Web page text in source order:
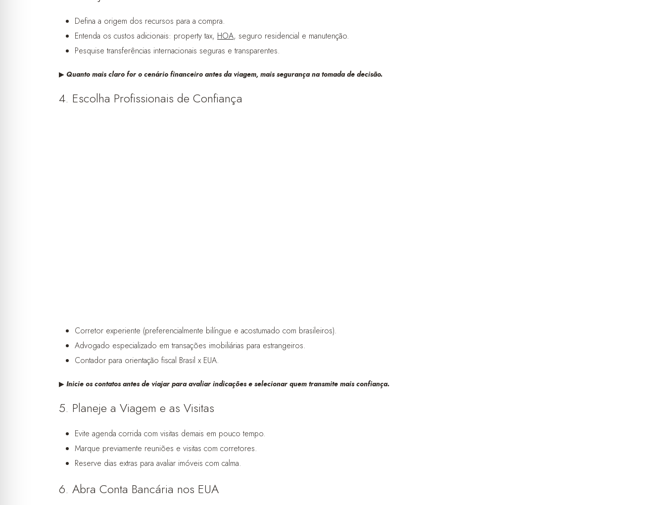
Defina a origem dos recursos para a compra.
Entenda os custos adicionais: property tax, HOA, seguro residencial e manutenção.
Pesquise transferências internacionais seguras e transparentes.
▶︎ Quanto mais claro for o cenário financeiro antes da viagem, mais segurança na tomada de decisão.
4. Escolha Profissionais de Confiança
Corretor experiente (preferencialmente bilíngue e acostumado com brasileiros).
Advogado especializado em transações imobiliárias para estrangeiros.
Contador para orientação fiscal Brasil x EUA.
▶︎ Inicie os contatos antes de viajar para avaliar indicações e selecionar quem transmite mais confiança.
5. Planeje a Viagem e as Visitas
Evite agenda corrida com visitas demais em pouco tempo.
Marque previamente reuniões e visitas com corretores.
Reserve dias extras para avaliar imóveis com calma.
6. Abra Conta Bancária nos EUA